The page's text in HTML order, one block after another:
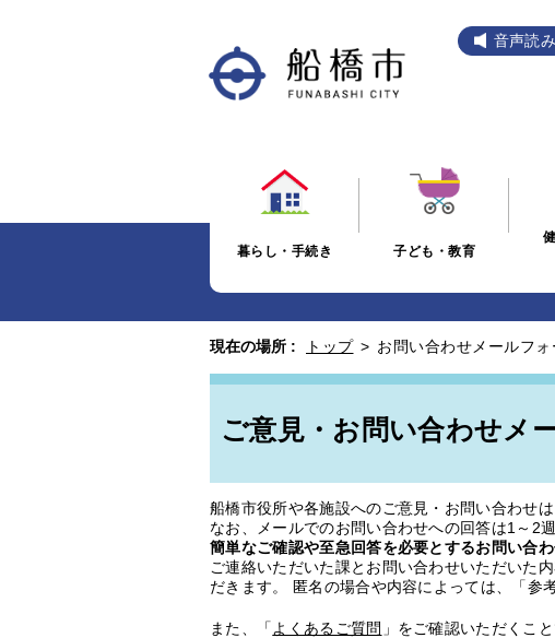
音声読
暮らし・手続き 子ども・教育
現在の場所 : トップ > お問い合わせメールフォ
ご意見・お問い合わせメ
船橋市役所や各施設へのご意見・お問い合わせ
なお、メールでのお問い合わせへの回答は1～2
簡単なご確認や至急回答を必要とするお問い合
ご連絡いただいた課とお問い合わせいただいた
だきます。 匿名の場合や内容によっては、「参
また、「 よくあるご質問 」をご確認いただくこ